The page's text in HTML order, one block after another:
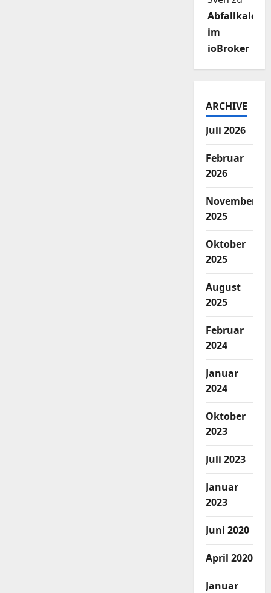
im
ioBroker
ARCHIVE
Juli 2026
Februar
2026
November
2025
Oktober
2025
August
2025
Februar
2024
Januar
2024
Oktober
2023
Juli 2023
Januar
2023
Juni 2020
April 2020
Januar